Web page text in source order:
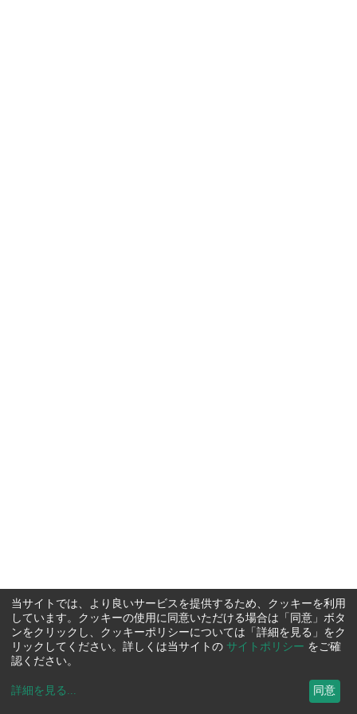
当サイトでは、より良いサービスを提供するため、クッキーを利用
しています。クッキーの使用に同意いただける場合は「同意」ボタ
ンをクリックし、クッキーポリシーについては「詳細を見る」をク
リックしてください。詳しくは当サイトの サイトポリシー をご確
認ください。
詳細を見る ... 同意